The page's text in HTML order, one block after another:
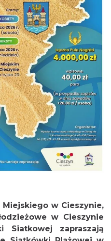
2026-08-16
2026-08-23
2026-08-09
Miejskiego w Cieszynie,
w Cieszynie
Siatkowej
zapraszają